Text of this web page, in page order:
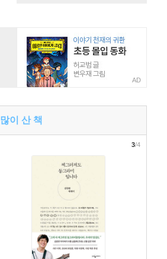
AD
많이 산 책
3/4